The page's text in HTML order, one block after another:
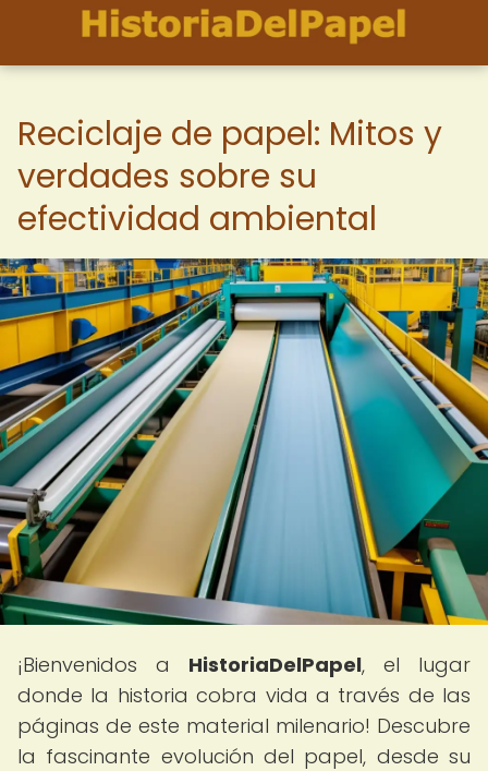
Reciclaje de papel: Mitos y
verdades sobre su
efectividad ambiental
¡Bienvenidos a HistoriaDelPapel, el lugar
donde la historia cobra vida a través de las
páginas de este material milenario! Descubre
la fascinante evolución del papel, desde su